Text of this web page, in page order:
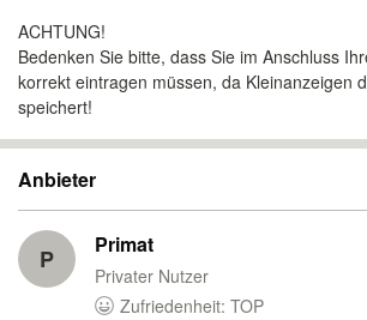
ACHTUNG!
Bedenken Sie bitte, dass Sie im Anschluss
korrekt eintragen müssen, da Kleinanzeigen
speichert!
Anbieter
P Primat
Privater Nutzer
Zufriedenheit: TOP